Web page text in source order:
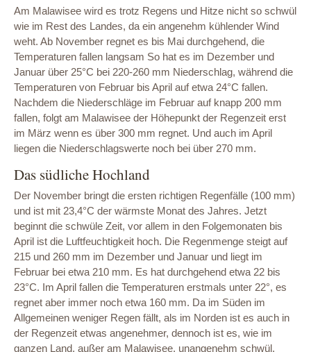
Am Malawisee wird es trotz Regens und Hitze nicht so schwül
wie im Rest des Landes, da ein angenehm kühlender Wind
weht. Ab November regnet es bis Mai durchgehend, die
Temperaturen fallen langsam So hat es im Dezember und
Januar über 25°C bei 220-260 mm Niederschlag, während die
Temperaturen von Februar bis April auf etwa 24°C fallen.
Nachdem die Niederschläge im Februar auf knapp 200 mm
fallen, folgt am Malawisee der Höhepunkt der Regenzeit erst
im März wenn es über 300 mm regnet. Und auch im April
liegen die Niederschlagswerte noch bei über 270 mm.
Das südliche Hochland
Der November bringt die ersten richtigen Regenfälle (100 mm)
und ist mit 23,4°C der wärmste Monat des Jahres. Jetzt
beginnt die schwüle Zeit, vor allem in den Folgemonaten bis
April ist die Luftfeuchtigkeit hoch. Die Regenmenge steigt auf
215 und 260 mm im Dezember und Januar und liegt im
Februar bei etwa 210 mm. Es hat durchgehend etwa 22 bis
23°C. Im April fallen die Temperaturen erstmals unter 22°, es
regnet aber immer noch etwa 160 mm. Da im Süden im
Allgemeinen weniger Regen fällt, als im Norden ist es auch in
der Regenzeit etwas angenehmer, dennoch ist es, wie im
ganzen Land, außer am Malawisee, unangenehm schwül.